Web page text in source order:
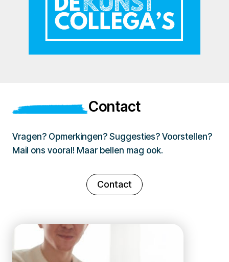
Contact
Vragen? Opmerkingen? Suggesties? Voorstellen?
Mail ons vooral! Maar bellen mag ook.
Contact